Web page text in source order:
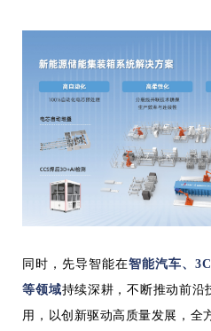
同时，先导智能在智能汽车、
等领域持续深耕，不断推动前沿
用，以创新驱动高质量发展，全